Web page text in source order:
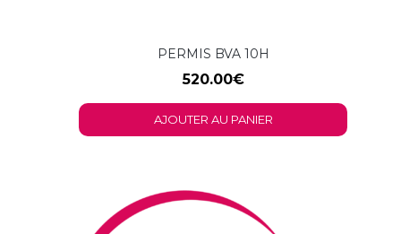
PERMIS BVA 10H
520.00€
AJOUTER AU PANIER